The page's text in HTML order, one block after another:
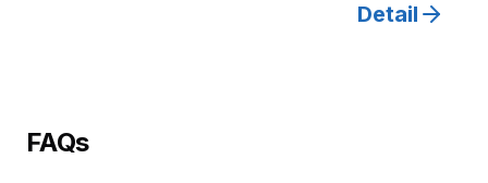
Detail
FAQs